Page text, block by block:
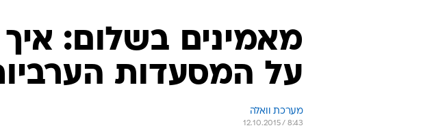
מאמינים בשלום:
על המסעדות
מערכת וואלה
12.10.2015 / 8:43